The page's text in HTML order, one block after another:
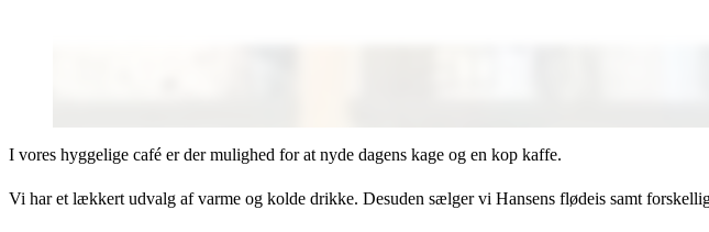
I vores hyggelige café er der mulighed for at nyde dagens kage og en kop kaffe.
Vi har et lækkert udvalg af varme og kolde drikke. Desuden sælger vi Hansens flødeis samt